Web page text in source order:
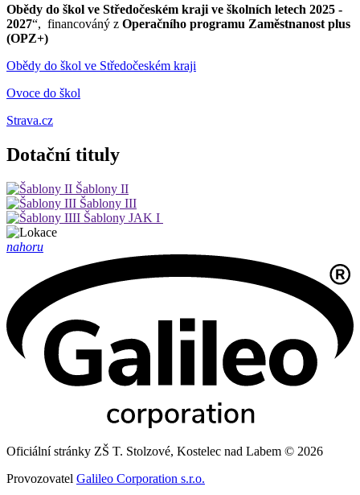
Obědy do škol ve Středočeském kraji ve školních letech 2025 -
2027“, financováný z Operačního programu Zaměstnanost plus
(OPZ+)
Obědy do škol ve Středočeském kraji
Ovoce do škol
Strava.cz
Dotační tituly
Šablony II
Šablony III
Šablony JAK I
nahoru
Oficiální stránky ZŠ T. Stolzové, Kostelec nad Labem © 2026
Provozovatel Galileo Corporation s.r.o.